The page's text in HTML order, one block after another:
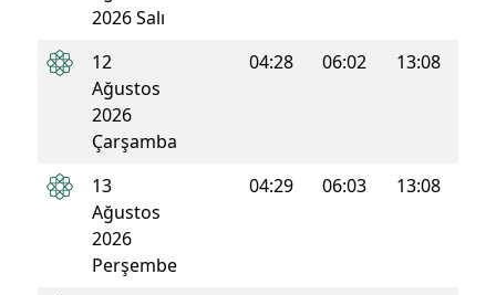
2026 Salı
12
Ağustos
2026
Çarşamba
04:28 06:02 13:08
13
Ağustos
2026
Perşembe
04:29 06:03 13:08